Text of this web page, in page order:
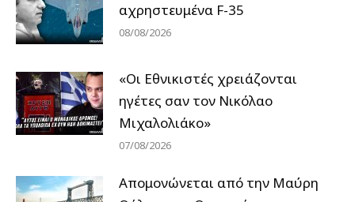
αχρηστευμένα F-35
08/08/2026
«Οι Εθνικιστές χρειάζονται
ηγέτες σαν τον Νικόλαο
Μιχαλολιάκο»
07/08/2026
Απομονώνεται από την Μαύρη